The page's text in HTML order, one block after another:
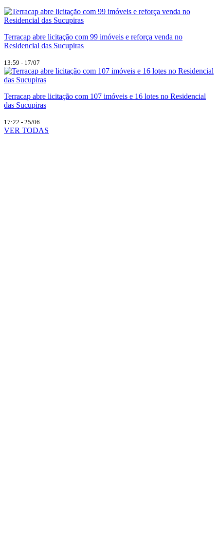
Terracap abre licitação com 99 imóveis e reforça venda no
Residencial das Sucupiras
13:59 - 17/07
Terracap abre licitação com 107 imóveis e 16 lotes no Residencial
das Sucupiras
17:22 - 25/06
VER TODAS